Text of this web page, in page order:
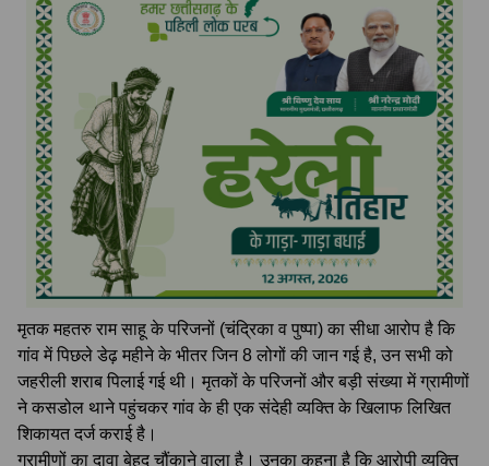
मृतक महतरु राम साहू के परिजनों (चंद्रिका व पुष्पा) का सीधा आरोप है कि
गांव में पिछले डेढ़ महीने के भीतर जिन 8 लोगों की जान गई है, उन सभी को
जहरीली शराब पिलाई गई थी। मृतकों के परिजनों और बड़ी संख्या में ग्रामीणों
ने कसडोल थाने पहुंचकर गांव के ही एक संदेही व्यक्ति के खिलाफ लिखित
शिकायत दर्ज कराई है।
ग्रामीणों का दावा बेहद चौंकाने वाला है। उनका कहना है कि आरोपी व्यक्ति